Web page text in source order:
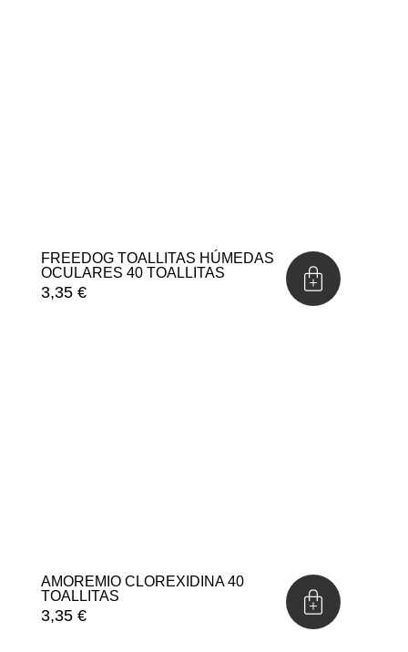
FREEDOG TOALLITAS HÚMEDAS
OCULARES 40 TOALLITAS
3,35 €
AMOREMIO CLOREXIDINA 40
TOALLITAS
3,35 €